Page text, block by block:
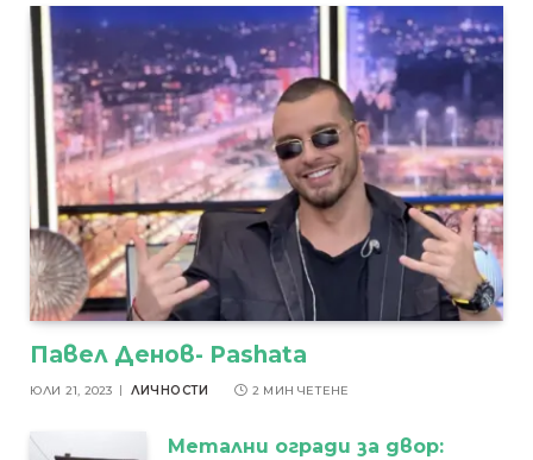
Павел Денов- Pashata
ЮЛИ 21, 2023 ЛИЧНОСТИ 2 МИН ЧЕТЕНЕ
Метални огради за двор: